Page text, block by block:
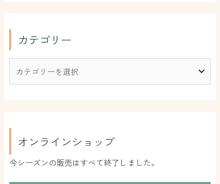
カテゴリー
オンラインショップ
今シーズンの販売はすべて終了しました。